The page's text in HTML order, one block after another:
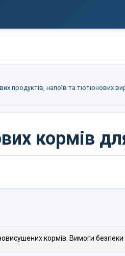
продуктів, напоїв та тютюнових
кормів
кормів. Вимоги безпеки